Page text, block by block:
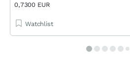
0,7300 EUR
Watchlist